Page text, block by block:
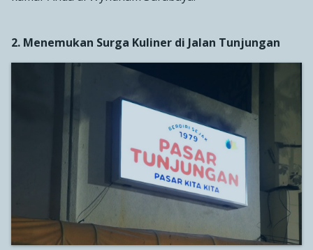
2. Menemukan Surga Kuliner di Jalan Tunjungan